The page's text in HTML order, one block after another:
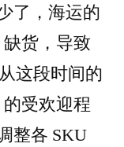
了，海运的
货，导致
这段时间的
受欢迎程
整各 SKU